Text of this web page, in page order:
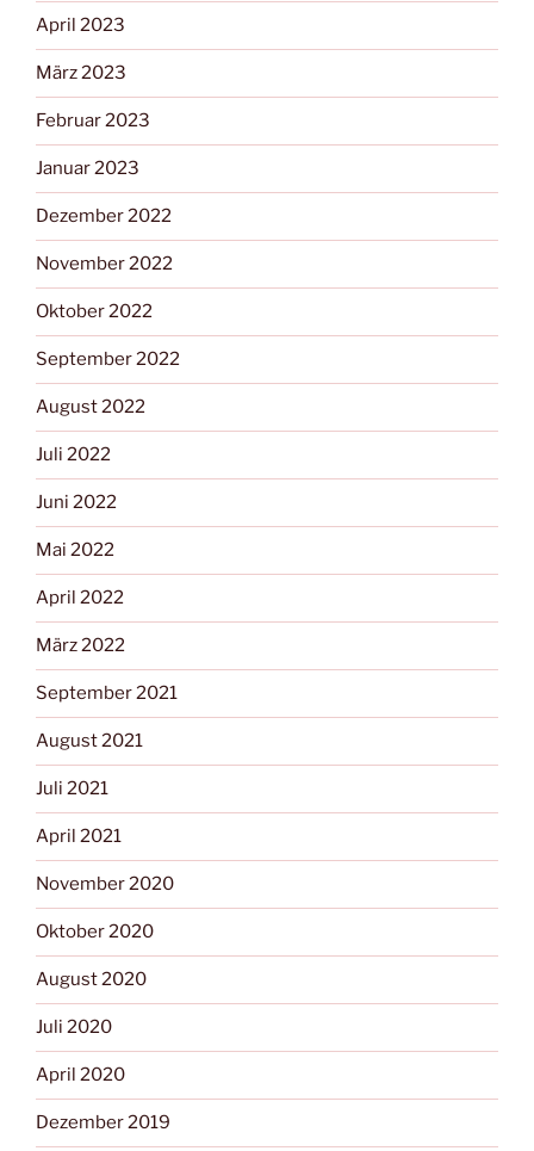
April 2023
März 2023
Februar 2023
Januar 2023
Dezember 2022
November 2022
Oktober 2022
September 2022
August 2022
Juli 2022
Juni 2022
Mai 2022
April 2022
März 2022
September 2021
August 2021
Juli 2021
April 2021
November 2020
Oktober 2020
August 2020
Juli 2020
April 2020
Dezember 2019